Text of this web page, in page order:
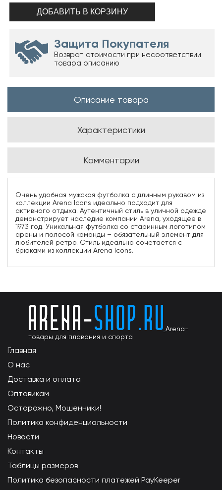
Защита Покупателя
Возврат стоимости при несоответствии
товара описанию
Описание товара
Характеристики
Комментарии
Очень удобная мужская футболка с длинным рукавом из
коллекции Arena Icons идеально подходит для
активного отдыха. Аутентичный стиль в уличной одежде
демонстрирует наследие компании Arena, уходящее в
1973 год. Уникальная футболка со старинным логотипом
арены и полосой команды – обязательный элемент для
любителей ретро. Стиль идеально сочетается с
брюками из коллекции Arena Icons.
Arena-
товары для плавания и спорта
Главная
О нас
Доставка и оплата
Оптовикам
Осторожно, Мошенники!
Политика конфиденциальности
Новости
Контакты
Таблицы размеров
Политика безопасности платежей PayKeeper